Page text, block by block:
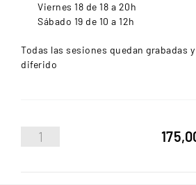
Viernes 18 de 18 a 20h
Sábado 19 de 10 a 12h
Todas las sesiones quedan grabadas
diferido